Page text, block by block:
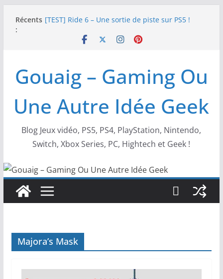
Récents
:
[TEST] Ride 6 – Une sortie de piste sur PS5 !
NEOGEO AES+ : La légende de l’arcade est de
SWITCH 2 : Nouveaux accessoires Turtle Beach X
Gouaig – Gaming Ou
Une Autre Idée Geek
Blog Jeux vidéo, PS5, PS4, PlayStation, Nintendo,
Switch, Xbox Series, PC, Hightech et Geek !
Majora’s Mask